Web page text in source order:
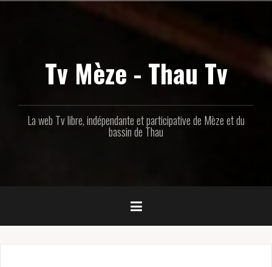
Tv Mèze - Thau Tv
La web Tv libre, indépendante et participative de Mèze et du
bassin de Thau